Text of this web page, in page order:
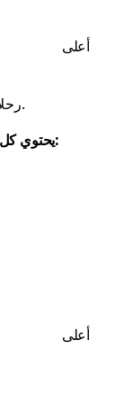
أعلى
رحلات بولت، بما في ذلك وجهاتك المحفوظة.
يحتوي كل سجل وجهة محفوظ على البيانات التالية:
أعلى